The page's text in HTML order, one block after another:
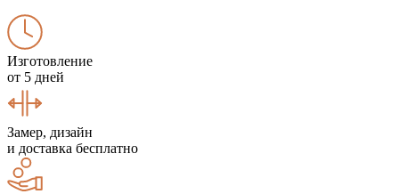
Изготовление
от 5 дней
Замер, дизайн
и доставка бесплатно